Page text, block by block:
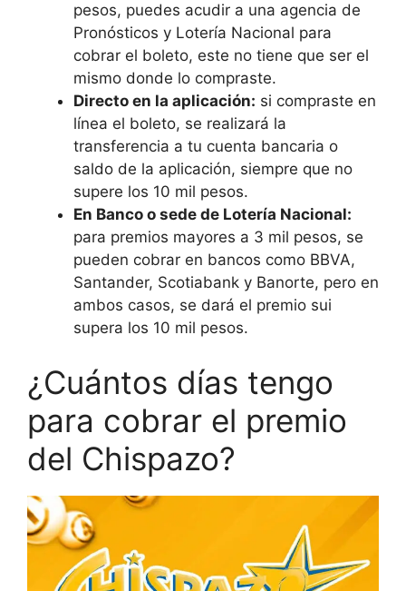
pesos, puedes acudir a una agencia de
Pronósticos y Lotería Nacional para
cobrar el boleto, este no tiene que ser el
mismo donde lo compraste.
Directo en la aplicación: si compraste en
línea el boleto, se realizará la
transferencia a tu cuenta bancaria o
saldo de la aplicación, siempre que no
supere los 10 mil pesos.
En Banco o sede de Lotería Nacional:
para premios mayores a 3 mil pesos, se
pueden cobrar en bancos como BBVA,
Santander, Scotiabank y Banorte, pero en
ambos casos, se dará el premio sui
supera los 10 mil pesos.
¿Cuántos días tengo
para cobrar el premio
del Chispazo?